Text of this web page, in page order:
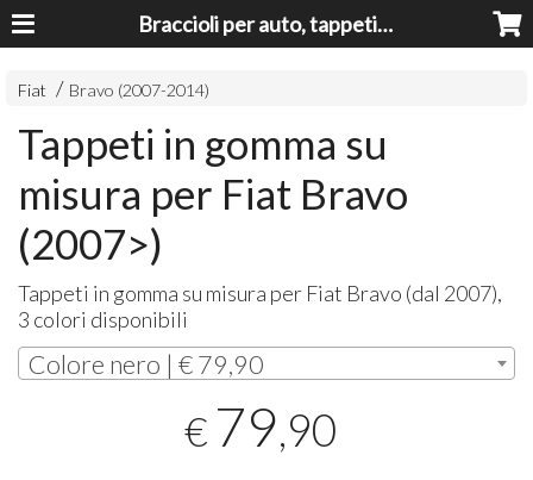
Braccioli per auto, tappeti auto, accessori auto MADE IN ITALY - Armrests, Mittelarmlehnen, Accoundoirs
Fiat Bravo (2007-2014)
Tappeti in gomma su
misura per Fiat Bravo
(2007>)
Tappeti in gomma su misura per Fiat Bravo (dal 2007),
3 colori disponibili
Colore nero | € 79,90
€ 79,90